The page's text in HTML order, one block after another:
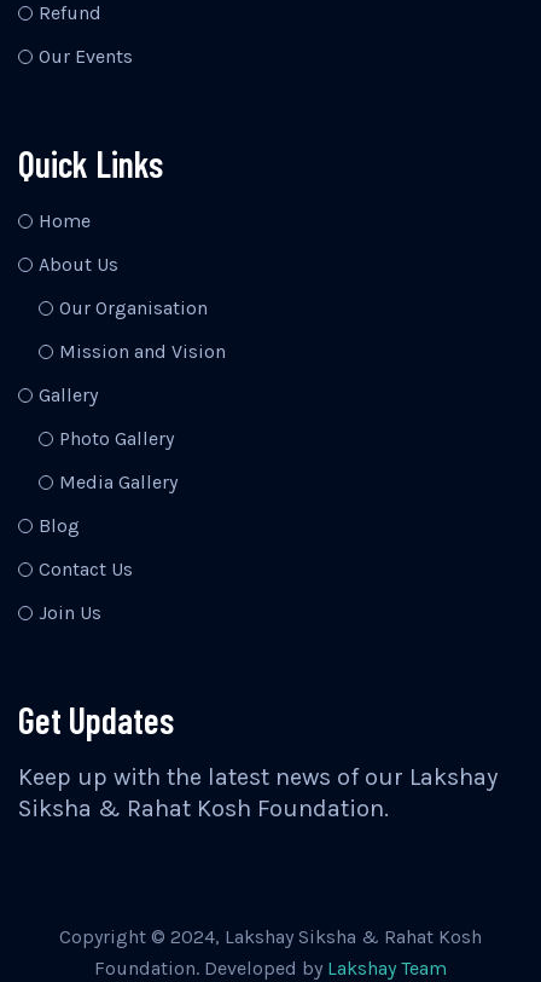
Refund
Our Events
Quick Links
Home
About Us
Our Organisation
Mission and Vision
Gallery
Photo Gallery
Media Gallery
Blog
Contact Us
Join Us
Get Updates
Keep up with the latest news of our Lakshay
Siksha & Rahat Kosh Foundation.
Copyright © 2024, Lakshay Siksha & Rahat Kosh
Foundation. Developed by Lakshay Team